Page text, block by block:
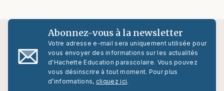
Abonnez-vous à la newsletter
Votre adresse e-mail sera uniquement utilisée pour
vous envoyer des informations sur les actualités
d'Hachette Education parascolaire. Vous pouvez
vous désinscrire à tout moment. Pour plus
d’informations, cliquez ici.